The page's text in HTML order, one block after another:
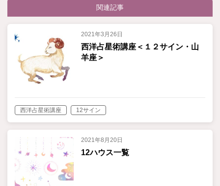
関連記事
2021年3月26日
西洋占星術講座＜１２サイン・山
羊座＞
西洋占星術講座 12サイン
2021年8月20日
12ハウス一覧